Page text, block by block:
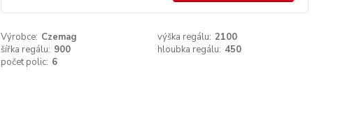
Výrobce: Czemag výška regálu: 2100
šířka regálu: 900 hloubka regálu: 450
počet polic: 6